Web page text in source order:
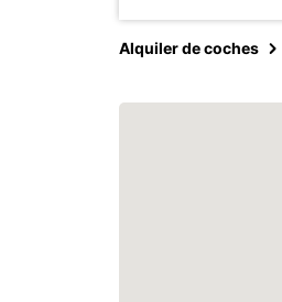
Alquiler de coches